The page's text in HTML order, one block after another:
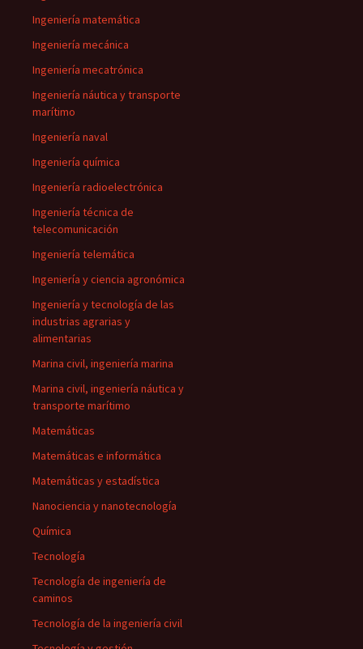
Ingeniería matemática
Ingeniería mecánica
Ingeniería mecatrónica
Ingeniería náutica y transporte
marítimo
Ingeniería naval
Ingeniería química
Ingeniería radioelectrónica
Ingeniería técnica de
telecomunicación
Ingeniería telemática
Ingeniería y ciencia agronómica
Ingeniería y tecnología de las
industrias agrarias y
alimentarias
Marina civil, ingeniería marina
Marina civil, ingeniería náutica y
transporte marítimo
Matemáticas
Matemáticas e informática
Matemáticas y estadística
Nanociencia y nanotecnología
Química
Tecnología
Tecnología de ingeniería de
caminos
Tecnología de la ingeniería civil